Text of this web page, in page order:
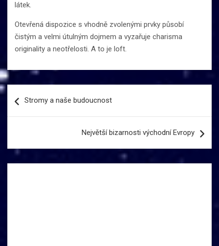
látek.
Otevřená dispozice s vhodně zvolenými prvky působí
čistým a velmi útulným dojmem a vyzařuje charisma
originality a neotřelosti. A to je loft.
proStromy a naše budoucnost
Největší bizarnosti východní Evropy